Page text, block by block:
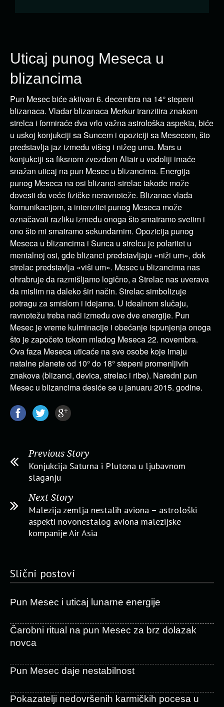
Uticaj punog Meseca u
blizancima
Pun Mesec biće aktivan 6. decembra na 14° stepeni
blizanaca. Vladar blizanaca Merkur tranzitira znakom
strelca i formiraće dva vrlo važna astrološka aspekta, biće
u uskoj konjukciji sa Suncem i opoziciji sa Mesecom, što
predstavlja jaz između višeg i nižeg uma. Mars u
konjukciji sa fiksnom zvezdom Altair u vodoliji imaće
snažan uticaj na pun Mesec u blizancima. Energija
punog Meseca na osi blizanci-strelac takođe može
dovesti do veće fizičke neravnoteže. Blizanac vlada
komunikacijom, a intenzitet punog Meseca može
označavati razliku između onoga što smatramo svetim i
ono što mi smatramo sekundarnim. Opozicija punog
Meseca u blizancima i Sunca u strelcu je polaritet u
mentalnoj osi, gde blizanci predstavljaju «niži um», dok
strelac predstavlja «viši um». Mesec u blizancima nas
ohrabruje da razmišljamo logično, a Strelac nas uverava
da mislim na daleko širi način. Strelac simbolizuje
potragu za smislom i idejama. U idealnom slučaju,
ravnotežu treba naći između ove dve energije. Pun
Mesec je vreme kulminacije i obećanje ispunjenja onoga
što je započeto tokom mladog Meseca 22. novembra.
Ova faza Meseca uticaće na sve osobe koje imaju
natalne planete od 10° do 18° stepeni promenljivih
znakova (blizanci, devica, strelac i ribe). Naredni pun
Mesec u blizancima desiće se u januaru 2015. godine.
Previous Story
Konjukcija Saturna i Plutona u ljubavnom
slaganju
Next Story
Malezija zemlja nestalih aviona – astrološki
aspekti novonestalog aviona malezijske
kompanije Air Asia
Slični postovi
Pun Mesec i uticaj lunarne energije
Čarobni ritual na pun Mesec za brz dolazak
novca
Pun Mesec daje nestabilnost
Pokazatelji nedovršenih karmičkih pocesa u